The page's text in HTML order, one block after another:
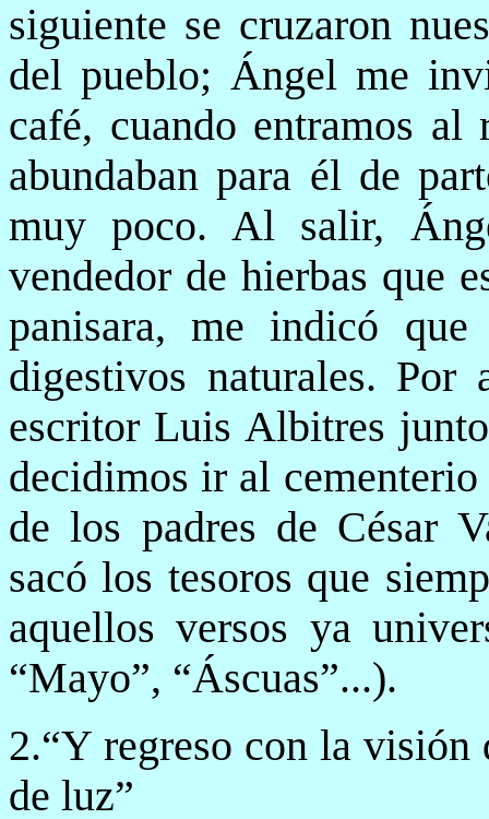
siguiente se cruzaron
del pueblo; Ángel me
café, cuando entramos al
abundaban para él de
muy poco. Al salir,
vendedor de hierbas que
panisara, me indicó
digestivos naturales.
escritor Luis Albitres
decidimos ir al
de los padres de César
sacó los tesoros que
aquellos versos ya
“Mayo”, “Áscuas”...).
2.“Y regreso con la visión
de luz”